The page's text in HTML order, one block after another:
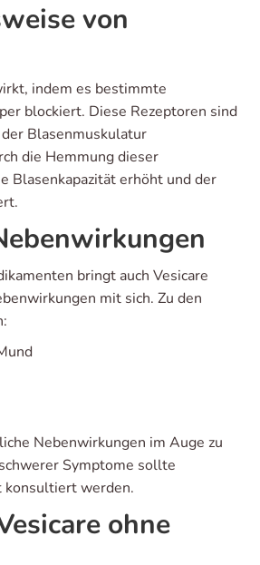
von
indem es bestimmte
blockiert. Diese Rezeptoren sind
Blasenmuskulatur
die Hemmung dieser
Blasenkapazität erhöht und der
bringt auch Vesicare
mit sich. Zu den
Nebenwirkungen im Auge zu
Symptome sollte
konsultiert werden.
ohne